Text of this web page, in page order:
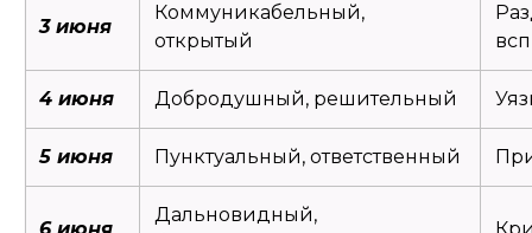
3 июня
Коммуникабельный,
открытый
4 июня Добродушный, решительный
5 июня Пунктуальный, ответственный
Дальновидный,